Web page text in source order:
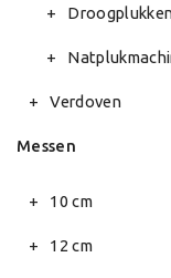
Verdoven
Messen
10 cm
12 cm